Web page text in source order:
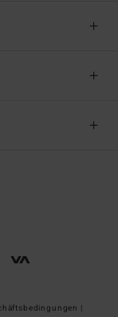
|